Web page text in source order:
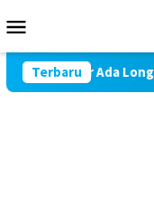
ke
Mobile
Terbaru
Ada Longsor Lagi